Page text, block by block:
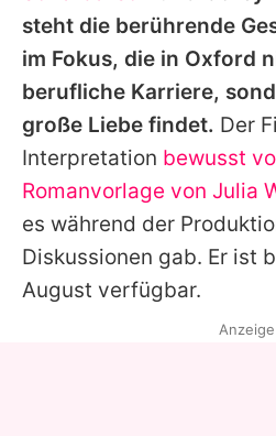
steht die berührende
im Fokus, die in Oxford
berufliche Karriere,
große Liebe findet. Der
Interpretation bewusst
Romanvorlage von Julia
es während der
Diskussionen gab. Er ist
August verfügbar.
Anzeige